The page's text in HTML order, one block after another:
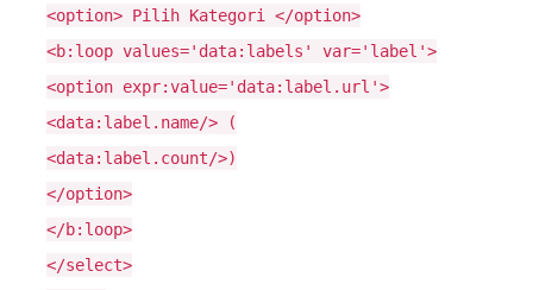
<option> Pilih Kategori </option>
<b:loop values='data:labels' var='label'>
<option expr:value='data:label.url'>
<data:label.name/> (
<data:label.count/>)
</option>
</b:loop>
</select>